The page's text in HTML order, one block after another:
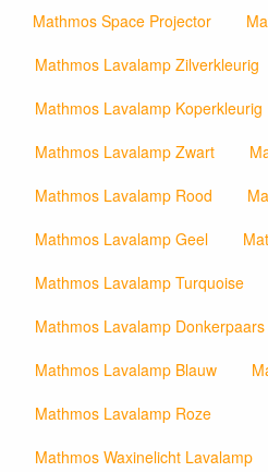
Mathmos Space Projector
Mathmos Lavalamp Zilverkleurig
Mathmos Lavalamp Koperkleurig
Mathmos Lavalamp Zwart
Mathmos Lavalamp Rood
Mathmos Lavalamp Geel
Mathmos Lavalamp Turquoise
Mathmos Lavalamp Donkerpaars
Mathmos Lavalamp Blauw
Mathmos Lavalamp Roze
Mathmos Waxinelicht Lavalamp